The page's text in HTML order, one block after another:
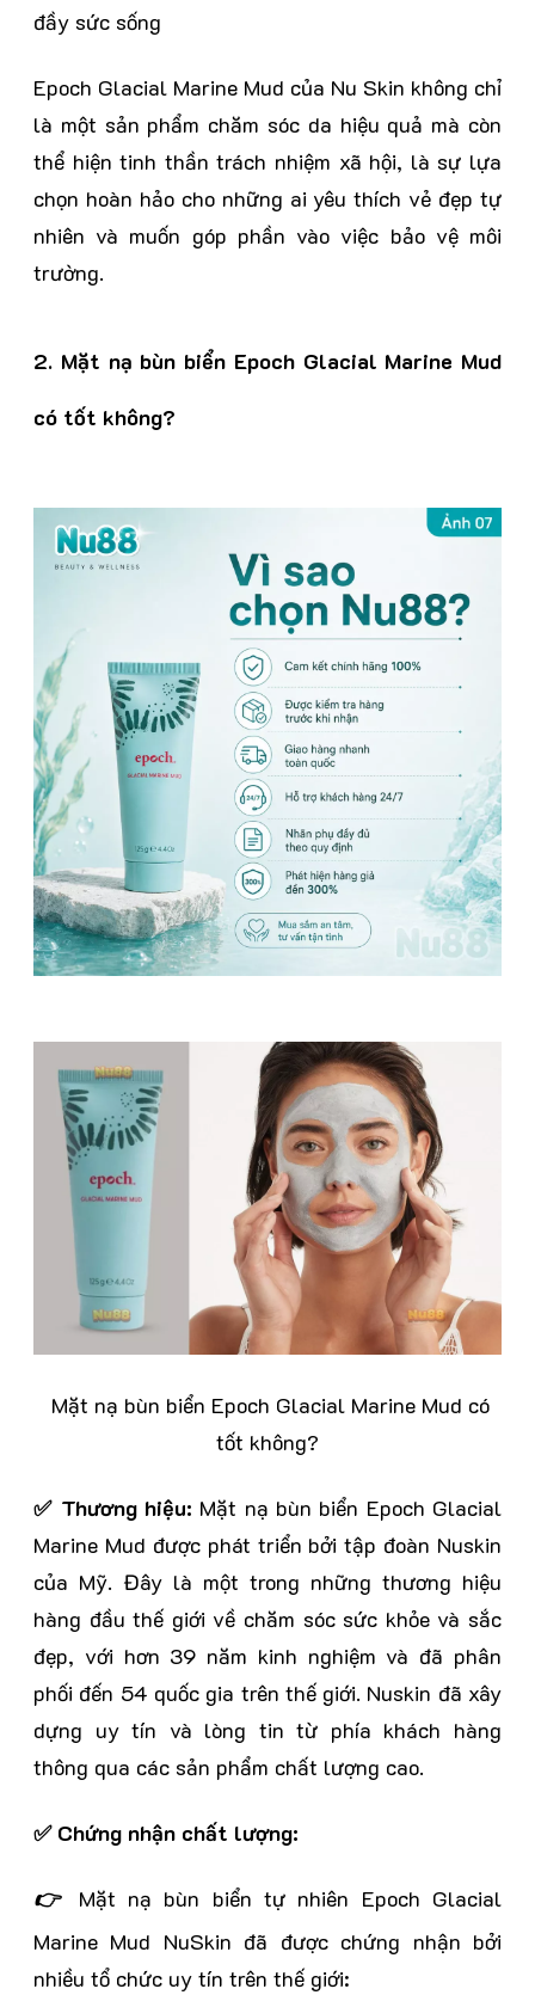
đầy sức sống
Epoch Glacial Marine Mud của Nu Skin không chỉ
là một sản phẩm chăm sóc da hiệu quả mà còn
thể hiện tinh thần trách nhiệm xã hội, là sự lựa
chọn hoàn hảo cho những ai yêu thích vẻ đẹp tự
nhiên và muốn góp phần vào việc bảo vệ môi
trường.
2. Mặt nạ bùn biển Epoch Glacial Marine Mud
có tốt không?
Mặt nạ bùn biển Epoch Glacial Marine Mud có
tốt không?
✅ Thương hiệu: Mặt nạ bùn biển Epoch Glacial
Marine Mud được phát triển bởi tập đoàn Nuskin
của Mỹ. Đây là một trong những thương hiệu
hàng đầu thế giới về chăm sóc sức khỏe và sắc
đẹp, với hơn 39 năm kinh nghiệm và đã phân
phối đến 54 quốc gia trên thế giới. Nuskin đã xây
dựng uy tín và lòng tin từ phía khách hàng
thông qua các sản phẩm chất lượng cao.
✅ Chứng nhận chất lượng:
👉 Mặt nạ bùn biển tự nhiên Epoch Glacial
Marine Mud NuSkin đã được chứng nhận bởi
nhiều tổ chức uy tín trên thế giới: